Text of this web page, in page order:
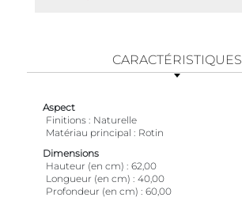
CARACTÉRISTIQUES
Aspect
Finitions
Naturelle
Matériau principal
Rotin
Dimensions
Hauteur (en cm)
62,00
Longueur (en cm)
40,00
Profondeur (en cm)
60,00